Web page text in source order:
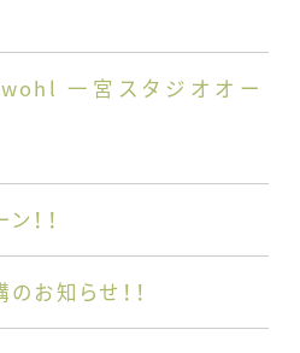
一宮スタジオオー
！！
お知らせ！！